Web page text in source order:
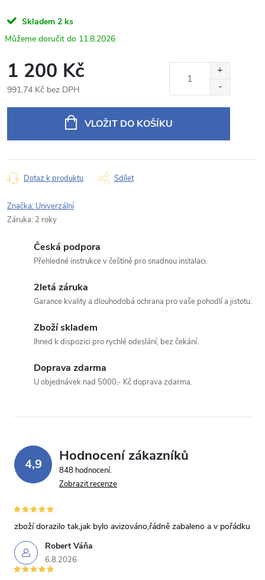
Napište nám svůj dotaz
Produkt:
Porsche Cayenne
Jméno
Váš dotaz
Odeslat dotaz
Odesláním souhlasíte se
Skladem 2 ks
11.8.2026
1 200 Kč
991,74 Kč bez DPH
VLOŽIT DO KOŠÍKU
Dotaz k produktu Sdílet
Značka: Univerzální
Záruka: 2 roky
Česká podpora
Přehledné instrukce v češtině pro snadnou instalaci.
2letá záruka
Garance kvality a dlouhodobá ochrana pro vaše pohodlí a jistotu.
Zboží skladem
Ihned k dispozici pro rychlé odeslání, bez čekání.
Doprava zdarma
U objednávek nad 5000,- Kč doprava zdarma.
4,9 Hodnocení zákazníků
848 hodnocení
Zobrazit recenze
Robert Váňa
6.8.2026
zboží dorazilo tak,jak bylo avizováno,řádně zabaleno a v pořádku